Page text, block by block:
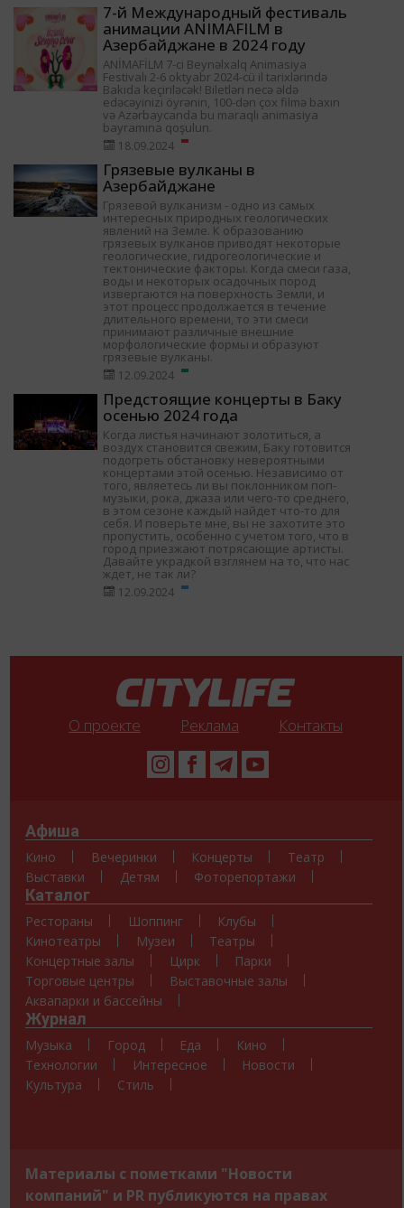
7-й Международный фестиваль
анимации ANIMAFILM в
Азербайджане в 2024 году
ANİMAFİLM 7-ci Beynəlxalq Animasiya
Festivalı 2-6 oktyabr 2024-cü il tarixlərində
Bakıda keçiriləcək! Biletləri necə əldə
edəcəyinizi öyrənin, 100-dən çox filmə baxın
və Azərbaycanda bu maraqlı animasiya
bayramına qoşulun.
18.09.2024
Грязевые вулканы в
Азербайджане
Грязевой вулканизм - одно из самых
интересных природных геологических
явлений на Земле. К образованию
грязевых вулканов приводят некоторые
геологические, гидрогеологические и
тектонические факторы. Когда смеси газа,
воды и некоторых осадочных пород
извергаются на поверхность Земли, и
этот процесс продолжается в течение
длительного времени, то эти смеси
принимают различные внешние
морфологические формы и образуют
грязевые вулканы.
12.09.2024
Предстоящие концерты в Баку
осенью 2024 года
Когда листья начинают золотиться, а
воздух становится свежим, Баку готовится
подогреть обстановку невероятными
концертами этой осенью. Независимо от
того, являетесь ли вы поклонником поп-
музыки, рока, джаза или чего-то среднего,
в этом сезоне каждый найдет что-то для
себя. И поверьте мне, вы не захотите это
пропустить, особенно с учетом того, что в
город приезжают потрясающие артисты.
Давайте украдкой взглянем на то, что нас
ждет, не так ли?
12.09.2024
О проекте Реклама Контакты
Афиша
Кино Вечеринки Концерты
Театр
Выставки
Детям Фоторепортажи
Каталог
Рестораны Шоппинг
Клубы
Кинотеатры
Музеи
Театры
Концертные залы
Цирк
Парки
Торговые центры
Выставочные залы
Аквапарки и бассейны
Журнал
Музыка Город Еда
Кино
Технологии
Интересное
Новости
Культура
Стиль
Материалы с пометками "Новости
компаний" и PR публикуются на правах